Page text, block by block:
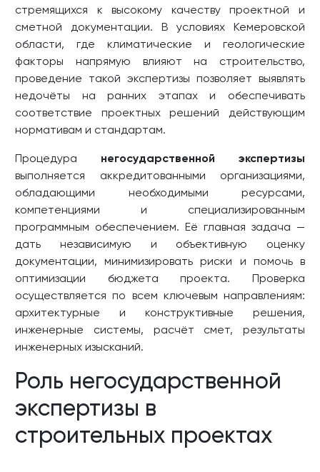
стремящихся к высокому качеству проектной и
сметной документации. В условиях Кемеровской
области, где климатические и геологические
факторы напрямую влияют на строительство,
проведение такой экспертизы позволяет выявлять
недочёты на ранних этапах и обеспечивать
соответствие проектных решений действующим
нормативам и стандартам.
Процедура негосударственной экспертизы
выполняется аккредитованными организациями,
обладающими необходимыми ресурсами,
компетенциями и специализированным
программным обеспечением. Её главная задача —
дать независимую и объективную оценку
документации, минимизировать риски и помочь в
оптимизации бюджета проекта. Проверка
осуществляется по всем ключевым направлениям:
архитектурные и конструктивные решения,
инженерные системы, расчёт смет, результаты
инженерных изысканий.
Роль негосударственной
экспертизы в
строительных проектах